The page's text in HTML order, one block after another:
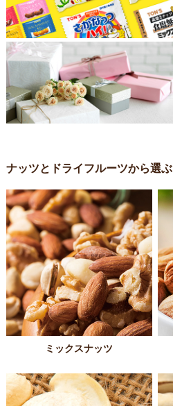
ナッツとドライフルーツから選ぶ
ミックスナッツ